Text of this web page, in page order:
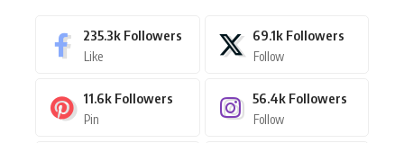
235.3k Followers
Like
69.1k Followers
Follow
11.6k Followers
Pin
56.4k Followers
Follow